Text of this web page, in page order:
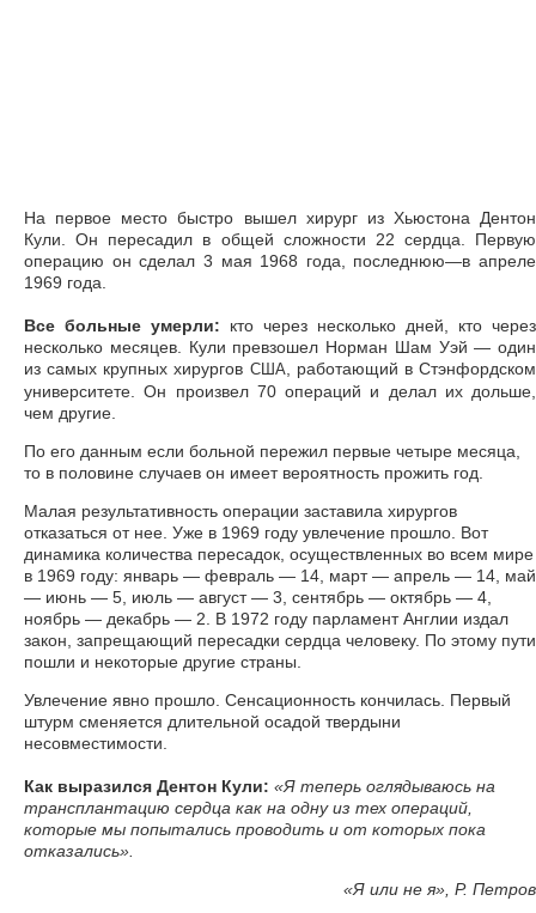
На первое место быстро вышел хирург из Хьюстона Дентон
Кули. Он пересадил в общей сложности 22 сердца. Первую
операцию он сделал 3 мая 1968 года, последнюю—в апреле
1969 года.
Все больные умерли: кто через несколько дней, кто через
несколько месяцев. Кули превзошел Норман Шам Уэй — один
из самых крупных хирургов США , работающий в Стэнфордском
университете. Он произвел 70 операций и делал их дольше,
чем другие.
По его данным если больной пережил первые четыре месяца,
то в половине случаев он имеет вероятность прожить год.
Малая результативность операции заставила хирургов
отказаться от нее. Уже в 1969 году увлечение прошло. Вот
динамика количества пересадок, осуществленных во всем мире
в 1969 году: январь — февраль — 14, март — апрель — 14, май
— июнь — 5, июль — август — 3, сентябрь — октябрь — 4,
ноябрь — декабрь — 2. В 1972 году парламент Англии издал
закон, запрещающий пересадки сердца человеку. По этому пути
пошли и некоторые другие страны.
Увлечение явно прошло. Сенсационность кончилась. Первый
штурм сменяется длительной осадой твердыни
несовместимости.
Как выразился Дентон Кули: «Я теперь оглядываюсь на
трансплантацию сердца как на одну из тех операций,
которые мы попытались проводить и от которых пока
отказались».
«Я или не я», Р. Петров